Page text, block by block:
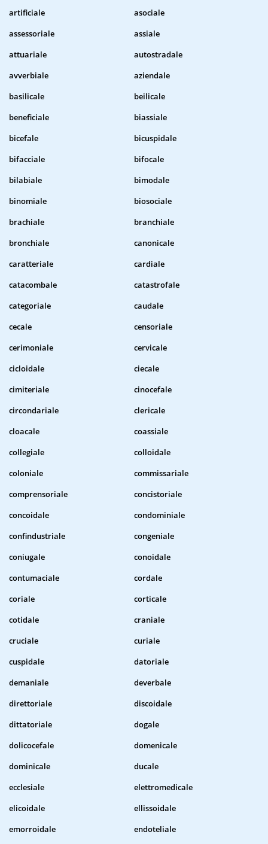
artificiale
asociale
assessoriale
assiale
attuariale
autostradale
avverbiale
aziendale
basilicale
beilicale
beneficiale
biassiale
bicefale
bicuspidale
bifacciale
bifocale
bilabiale
bimodale
binomiale
biosociale
brachiale
branchiale
bronchiale
canonicale
caratteriale
cardiale
catacombale
catastrofale
categoriale
caudale
cecale
censoriale
cerimoniale
cervicale
cicloidale
ciecale
cimiteriale
cinocefale
circondariale
clericale
cloacale
coassiale
collegiale
colloidale
coloniale
commissariale
comprensoriale
concistoriale
concoidale
condominiale
confindustriale
congeniale
coniugale
conoidale
contumaciale
cordale
coriale
corticale
cotidale
craniale
cruciale
curiale
cuspidale
datoriale
demaniale
deverbale
direttoriale
discoidale
dittatoriale
dogale
dolicocefale
domenicale
dominicale
ducale
ecclesiale
elettromedicale
elicoidale
ellissoidale
emorroidale
endoteliale